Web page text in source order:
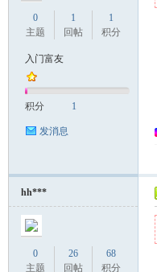
0
主题
1
回帖
1
积分
入门富友
积分 1
发消息
hh***
0
主题
26
回帖
68
积分